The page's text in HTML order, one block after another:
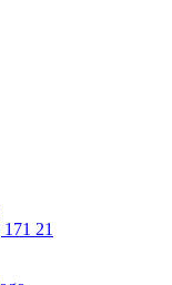
21